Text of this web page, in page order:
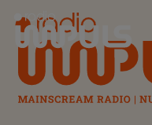
Radio Impuls